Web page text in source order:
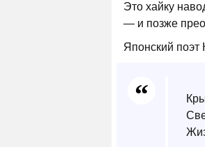
Это хайку
— и позже
Японский поэт